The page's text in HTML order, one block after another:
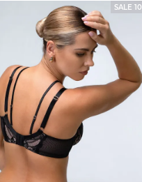
SALE 10